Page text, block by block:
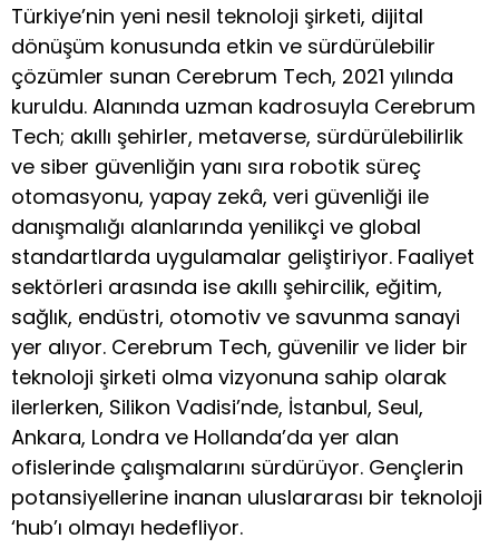
Türkiye’nin yeni nesil teknoloji şirketi, dijital
dönüşüm konusunda etkin ve sürdürülebilir
çözümler sunan Cerebrum Tech, 2021 yılında
kuruldu. Alanında uzman kadrosuyla Cerebrum
Tech; akıllı şehirler, metaverse, sürdürülebilirlik
ve siber güvenliğin yanı sıra robotik süreç
otomasyonu, yapay zekâ, veri güvenliği ile
danışmalığı alanlarında yenilikçi ve global
standartlarda uygulamalar geliştiriyor. Faaliyet
sektörleri arasında ise akıllı şehircilik, eğitim,
sağlık, endüstri, otomotiv ve savunma sanayi
yer alıyor. Cerebrum Tech, güvenilir ve lider bir
teknoloji şirketi olma vizyonuna sahip olarak
ilerlerken, Silikon Vadisi’nde, İstanbul, Seul,
Ankara, Londra ve Hollanda’da yer alan
ofislerinde çalışmalarını sürdürüyor. Gençlerin
potansiyellerine inanan uluslararası bir teknoloji
‘hub’ı olmayı hedefliyor.